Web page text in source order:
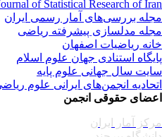
Journal of Statistical Research of
بررسی‌های آمار رسمی ایران
مدلسازی پیشرفته ریاضی
ریاضیات اصفهان
استنادی جهان علوم اسلام
سال جهانی علوم پایه
انجمن‌های ایرانی علوم ریاضی
حقوقی انجمن
آمار ایران